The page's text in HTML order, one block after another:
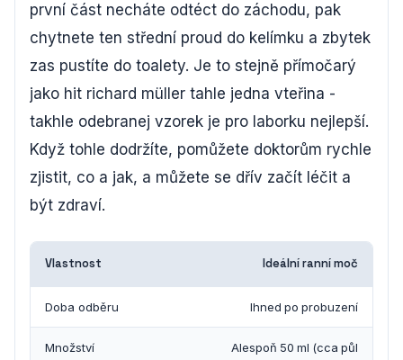
první část necháte odtéct do záchodu, pak
chytnete ten střední proud do kelímku a zbytek
zas pustíte do toalety. Je to stejně přímočarý
jako hit richard müller tahle jedna vteřina -
takhle odebranej vzorek je pro laborku nejlepší.
Když tohle dodržíte, pomůžete doktorům rychle
zjistit, co a jak, a můžete se dřív začít léčit a
být zdraví.
Vlastnost Ideální ranní moč
Doba odběru Ihned po probuzení
Množství
Alespoň 50 ml (cca půl